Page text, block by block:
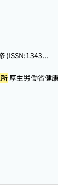
(ISSN:1343...
厚生労働省健